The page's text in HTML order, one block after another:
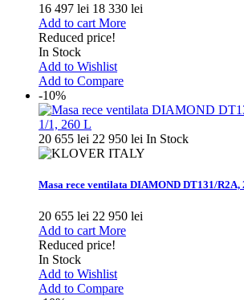
16 497 lei 18 330 lei
Add to cart More
Reduced price!
In Stock
Add to Wishlist
Add to Compare
-10%
20 655 lei 22 950 lei In Stock
Masa rece ventilata DIAMOND DT131/R2A,
20 655 lei 22 950 lei
Add to cart More
Reduced price!
In Stock
Add to Wishlist
Add to Compare